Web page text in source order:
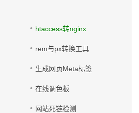
htaccess转nginx
rem与px转换工具
生成网页Meta标签
在线调色板
网站死链检测